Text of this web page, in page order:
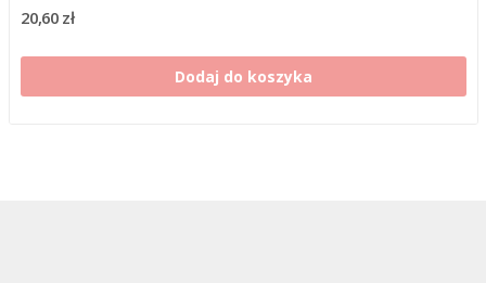
20,60 zł
Dodaj do koszyka